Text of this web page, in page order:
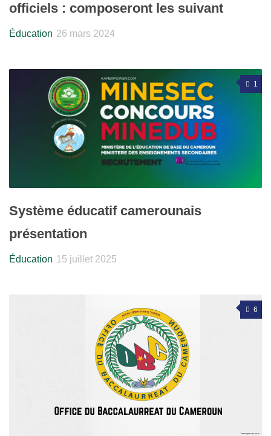
officiels : composeront les suivant
Éducation 26 mars 2024
1
Système éducatif camerounais
présentation
Éducation 15 juillet 2025
6